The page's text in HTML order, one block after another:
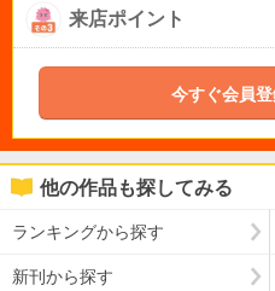
来店ポイント
今すぐ会員
他の作品も探してみる
ランキングから探す
新刊から探す